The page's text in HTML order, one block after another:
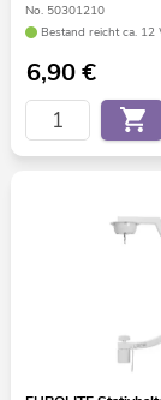
No. 50301210
Bestand reicht ca. 12
6,90€